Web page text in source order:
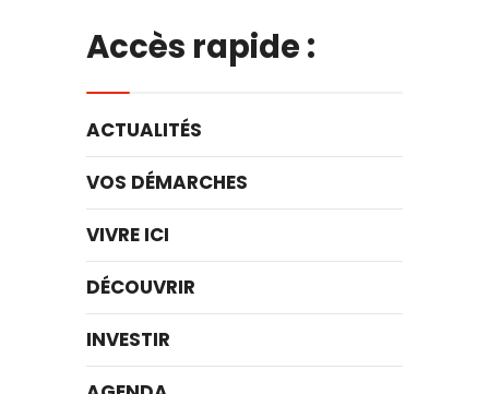
Accès rapide :
ACTUALITÉS
VOS DÉMARCHES
VIVRE ICI
DÉCOUVRIR
INVESTIR